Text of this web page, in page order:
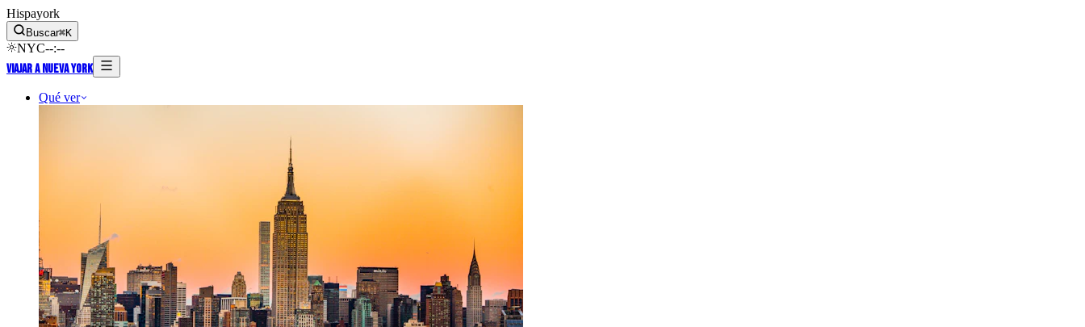
Hispayork
Buscar⌘K
NYC--:--
Viajar a Nueva York
Qué ver